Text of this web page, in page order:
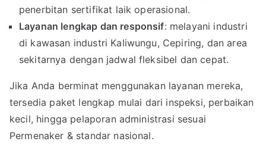
penerbitan sertifikat laik operasional.
Layanan lengkap dan responsif: melayani industri
di kawasan industri Kaliwungu, Cepiring, dan area
sekitarnya dengan jadwal fleksibel dan cepat.
Jika Anda berminat menggunakan layanan mereka,
tersedia paket lengkap mulai dari inspeksi, perbaikan
kecil, hingga pelaporan administrasi sesuai
Permenaker & standar nasional.